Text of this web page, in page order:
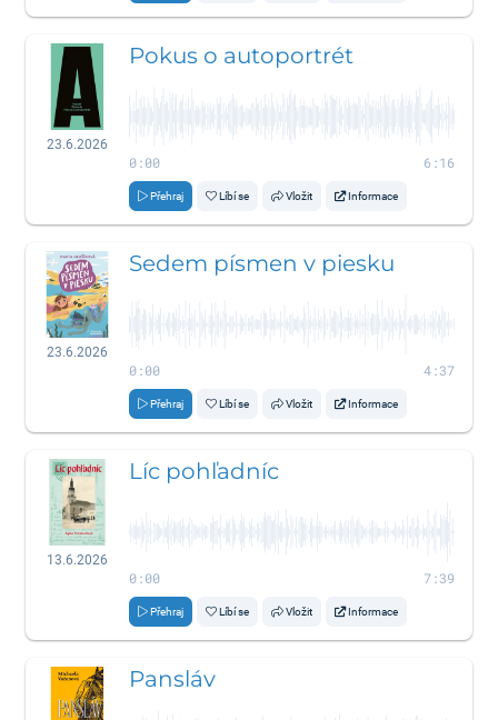
23.6.2026
Pokus o autoportrét
0:00 6:16
Přehraj Líbí se Vložit Informace
23.6.2026
Sedem písmen v piesku
0:00 4:37
Přehraj Líbí se Vložit Informace
13.6.2026
Líc pohľadníc
0:00 7:39
Přehraj Líbí se Vložit Informace
Pansláv